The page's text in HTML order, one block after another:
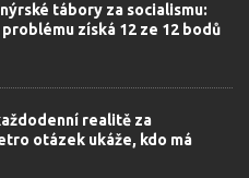
tábory za socialismu:
získá 12 ze 12 bodů
realitě za
otázek ukáže, kdo má